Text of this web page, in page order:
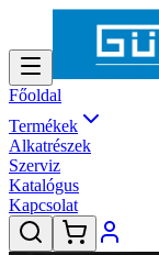
Főoldal
Termékek
Alkatrészek
Szerviz
Katalógus
Kapcsolat